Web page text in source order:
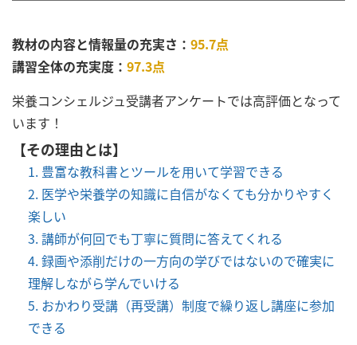
教材の内容と情報量の充実さ： 95.7点
講習全体の充実度： 97.3点
栄養コンシェルジュ受講者アンケートでは高評価となって
います！
【その理由とは】
豊富な教科書とツールを用いて学習できる
医学や栄養学の知識に自信がなくても分かりやすく
楽しい
講師が何回でも丁寧に質問に答えてくれる
録画や添削だけの一方向の学びではないので確実に
理解しながら学んでいける
おかわり受講（再受講）制度で繰り返し講座に参加
できる